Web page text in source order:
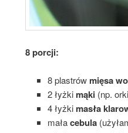
8 porcji:
8 plastrów mięsa
2 łyżki mąki(np.
4 łyżki masła
małacebula